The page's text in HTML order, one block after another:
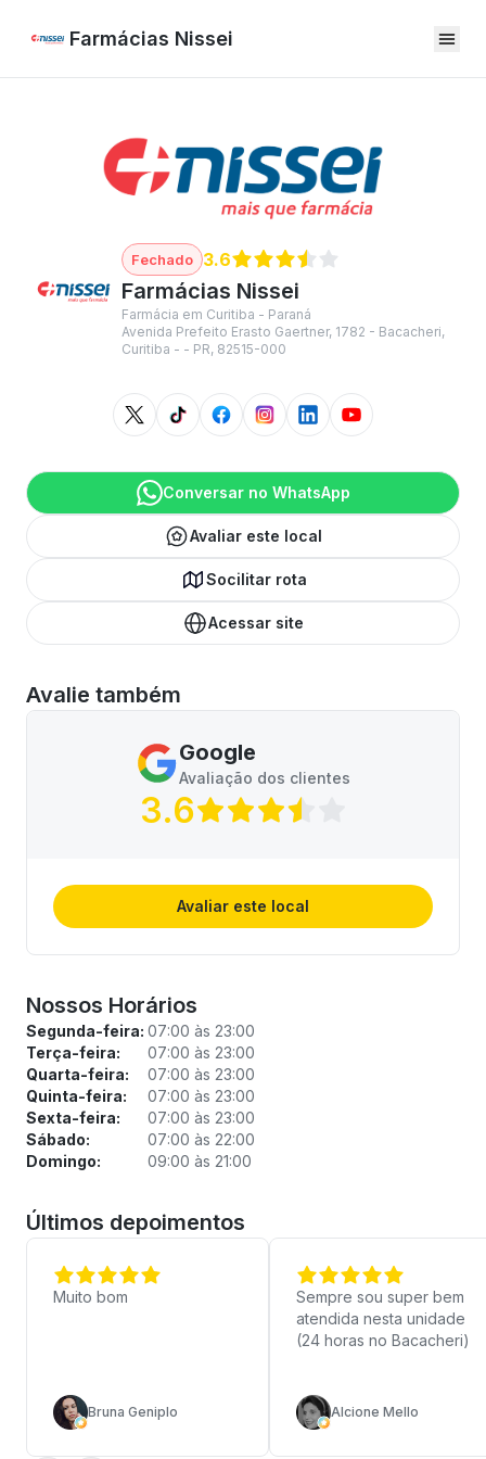
Farmácias Nissei
3.6
Farmácias Nissei
Farmácia em Curitiba - Paraná
Avenida Prefeito Erasto Gaertner, 1782 - Bacacheri,
Curitiba - - PR, 82515-000
Conversar no WhatsApp
Avaliar este local
Socilitar rota
Acessar site
Avalie também
Google
Avaliação dos clientes
3.6
Avaliar este local
Nossos Horários
Segunda-feira: 07:00 às 23:00
Terça-feira:
07:00 às 23:00
Quarta-feira:
07:00 às 23:00
Quinta-feira:
07:00 às 23:00
Sexta-feira:
07:00 às 23:00
Sábado:
07:00 às 22:00
Domingo:
09:00 às 21:00
Últimos depoimentos
Muito bom
Bruna Geniplo
Sempre sou super bem
atendida nesta unidade
(24 horas no Bacacheri)
Alcione Mello